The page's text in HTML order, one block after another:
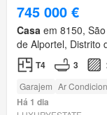
745 000 €
Casa em 8150,
de Alportel, Distrito
T4 3
Garajem Ar
Há 1 dia